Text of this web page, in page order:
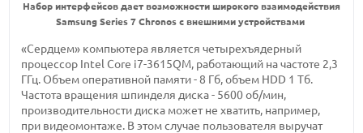
Набор интерфейсов дает возможности широкого взаимодействия
Samsung Series 7 Chronos с внешними устройствами
«Сердцем» компьютера является четырехъядерный
процессор Intel Core i7-3615QM, работающий на частоте 2,3
ГГц. Объем оперативной памяти - 8 Гб, объем HDD 1 Тб.
Частота вращения шпинделя диска - 5600 об/мин,
производительности диска может не хватить, например,
при видеомонтаже. В этом случае пользователя выручат